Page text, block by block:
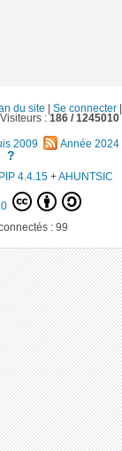
du site | Se connecter|
Visiteurs :186 / 1245010
2009 Année 2024
?
4.4.15+AHUNTSIC
: 99